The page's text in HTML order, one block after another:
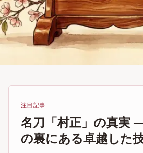
注目記事
名刀「村正」の真実
の裏にある卓越した